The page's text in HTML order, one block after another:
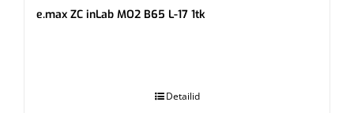
e.max ZC inLab MO2 B65 L-17 1tk
Detailid